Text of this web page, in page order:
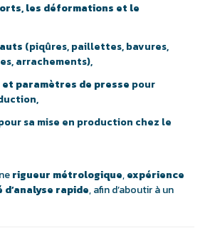
les déformations et le
(piqûres, paillettes, bavures,
arrachements),
paramètres de presse pour
sa mise en production chez le
rigueur métrologique,expérience
rapide, afin d’aboutir à un